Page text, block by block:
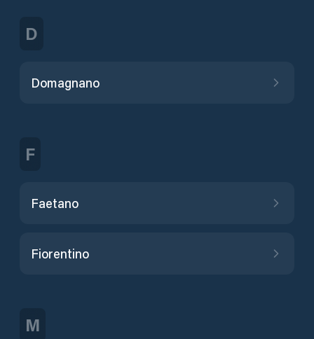
D
Domagnano
F
Faetano
Fiorentino
M